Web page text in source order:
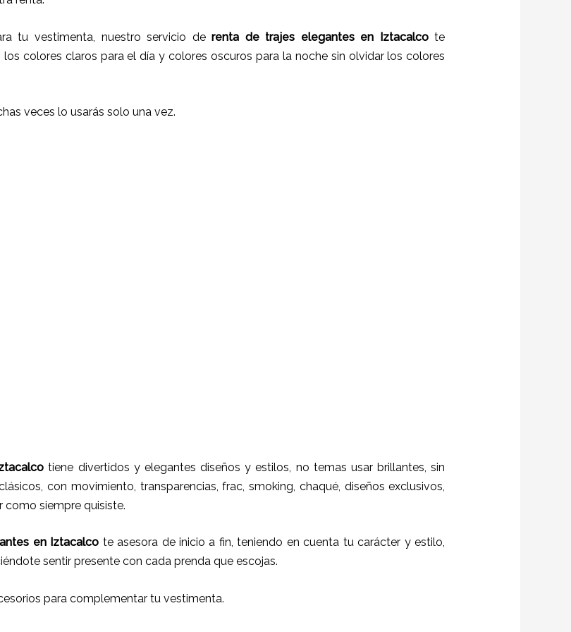
tu vestimenta, nuestro servicio derenta de trajes elegantes en Iztacalcote
colores claros para el día y colores oscuros para la noche sin olvidar los colores
veces lo usarás solo una vez.
tiene divertidos y elegantes diseños y estilos, no temas usar brillantes, sin
con movimiento, transparencias, frac, smoking, chaqué, diseños exclusivos,
como siempre quisiste.
en Iztacalco te asesora de inicio a fin, teniendo en cuenta tu carácter y estilo,
sentir presente con cada prenda que escojas.
para complementar tu vestimenta.